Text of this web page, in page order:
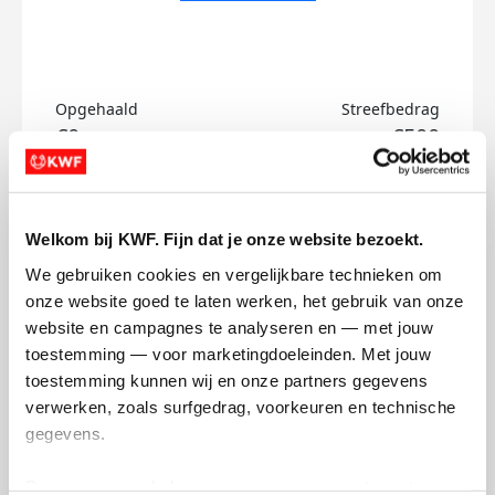
Welkom bij KWF. Fijn dat je onze website bezoekt.
We gebruiken cookies en vergelijkbare technieken om
onze website goed te laten werken, het gebruik van onze
website en campagnes te analyseren en — met jouw
toestemming — voor marketingdoeleinden. Met jouw
toestemming kunnen wij en onze partners gegevens
verwerken, zoals surfgedrag, voorkeuren en technische
gegevens.
Opgehaald
€0
Streefbedrag
€500
Doneer
Jens's badges